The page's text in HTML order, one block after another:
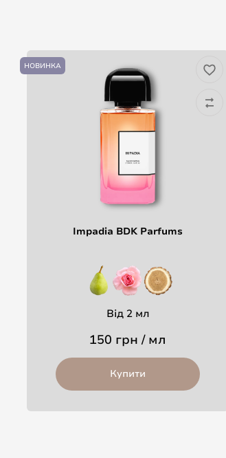
НОВИНКА
Impadia BDK Parfums
Від 2 мл
150 грн / мл
Купити